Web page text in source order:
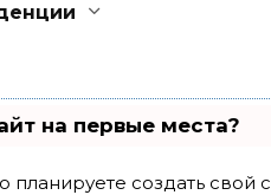
на первые места?
планируете создать свой